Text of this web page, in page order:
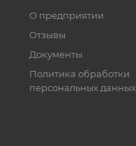
О предприятии
Отзывы
Документы
Политика обработки
персональных данных